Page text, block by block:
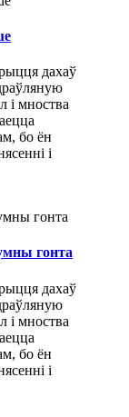
дахаў
і мноства
бо ён
і
гонта
дахаў
і мноства
бо ён
і